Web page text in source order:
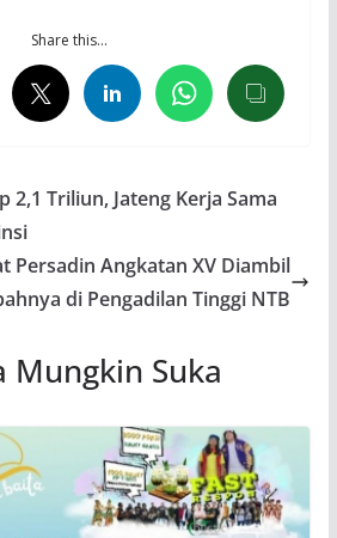
Share this…
2,1 Triliun, Jateng Kerja Sama
Persadin Angkatan XV Diambil
di Pengadilan Tinggi NTB
Mungkin Suka